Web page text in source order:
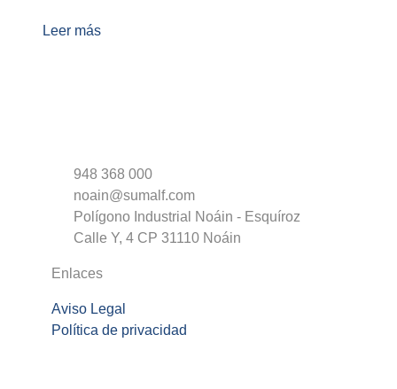
Leer más
948 368 000
noain@sumalf.com
Polígono Industrial Noáin - Esquíroz
Calle Y, 4 CP 31110 Noáin
Enlaces
Aviso Legal
Política de privacidad